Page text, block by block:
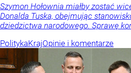
Szymon Hołownia miałby zostać
Donalda Tuska, obejmując
dziedzictwa narodowego. Sprawę
PolitykaKrajOpinie i komentarze